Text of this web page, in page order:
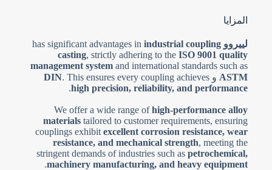
المزايا
لييروو has significant advantages in
industrial coupling
casting, strictly adhering to the ISO 9001 quality
management systemand international standards such as
ASTM و DIN. This ensures every coupling achieves
high precision, reliability, and performance
.
We offer a wide range ofhigh-performance alloy
materialstailored to customer requirements, ensuring
couplings exhibit excellent corrosion resistance, wear
resistance, and mechanical strength, meeting the
stringent demands of industries such as petrochemical,
machinery manufacturing, and heavy equipment
.